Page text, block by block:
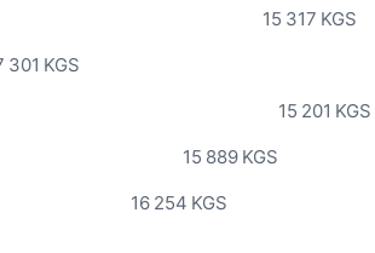
15 317 KGS
301 KGS
15 201 KGS
15 889 KGS
16 254 KGS